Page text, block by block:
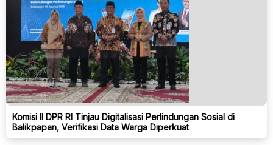
Komisi II DPR RI Tinjau Digitalisasi Perlindungan Sosial di
Balikpapan, Verifikasi Data Warga Diperkuat